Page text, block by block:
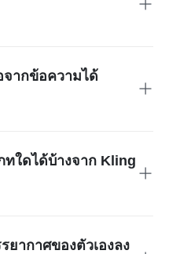
จากข้อความได้
ทใดได้บ้างจาก Kling
ยากาศของตัวเองลง